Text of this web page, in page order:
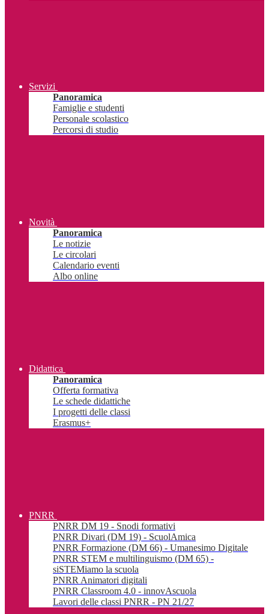
Servizi
Panoramica
Famiglie e studenti
Personale scolastico
Percorsi di studio
Novità
Panoramica
Le notizie
Le circolari
Calendario eventi
Albo online
Didattica
Panoramica
Offerta formativa
Le schede didattiche
I progetti delle classi
Erasmus+
PNRR
PNRR DM 19 - Snodi formativi
PNRR Divari (DM 19) - ScuolAmica
PNRR Formazione (DM 66) - Umanesimo Digitale
PNRR STEM e multilinguismo (DM 65) -
siSTEMiamo la scuola
PNRR Animatori digitali
PNRR Classroom 4.0 - innovAscuola
Lavori delle classi PNRR - PN 21/27